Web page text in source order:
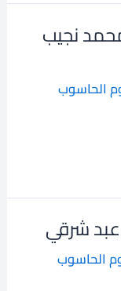
محمد نجيب
الحاسوب
الحاسوب